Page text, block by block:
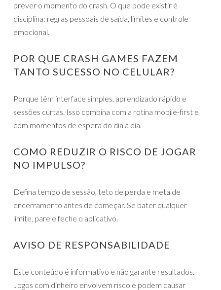
prever o momento do crash. O que pode existir é
disciplina: regras pessoais de saída, limites e controle
emocional.
POR QUE CRASH GAMES FAZEM
TANTO SUCESSO NO CELULAR?
Porque têm interface simples, aprendizado rápido e
sessões curtas. Isso combina com a rotina mobile-first e
com momentos de espera do dia a dia.
COMO REDUZIR O RISCO DE JOGAR
NO IMPULSO?
Defina tempo de sessão, teto de perda e meta de
encerramento antes de começar. Se bater qualquer
limite, pare e feche o aplicativo.
AVISO DE RESPONSABILIDADE
Este conteúdo é informativo e não garante resultados.
Jogos com dinheiro envolvem risco e podem causar